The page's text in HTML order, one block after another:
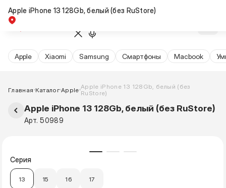
Apple Xiaomi Samsung Cмартфоны Macbook
Главная КаталогApple Apple iPhone 13 128Gb, белый (без
RuStore)
Apple iPhone 13 128Gb, белый (без RuStore)
Арт. 50989
Товар дня
Серия
13 15 16 17
Apple iPhone 13 128Gb, белый (без RuStore)